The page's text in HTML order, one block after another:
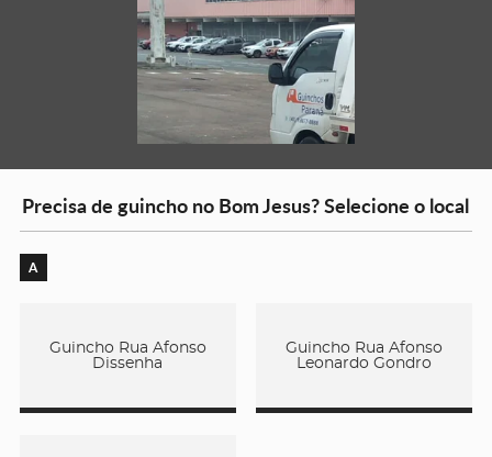
Precisa de guincho no Bom Jesus? Selecione o local
A
Guincho Rua Afonso
Dissenha
Guincho Rua Afonso
Leonardo Gondro